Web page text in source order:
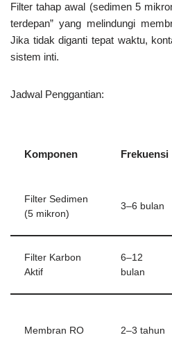
Filter tahap awal (sedimen 5
terdepan” yang melindungi
Jika tidak diganti tepat waktu,
sistem inti.
Jadwal Penggantian:
Komponen Frekuensi
Filter Sedimen
(5 mikron)
3–6 bulan
Filter Karbon
Aktif
6–12
bulan
Membran RO 2–3 tahun